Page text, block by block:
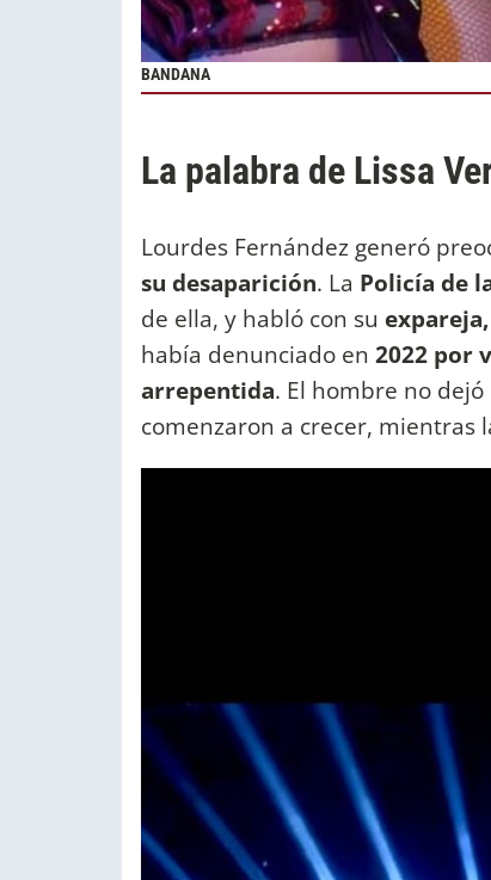
BANDANA
La palabra de Lissa
Lourdes Fernández generó
su desaparición. La Policía de
de ella, y habló con su
había denunciado en 2022 por
arrepentida. El hombre no
comenzaron a crecer, mientras